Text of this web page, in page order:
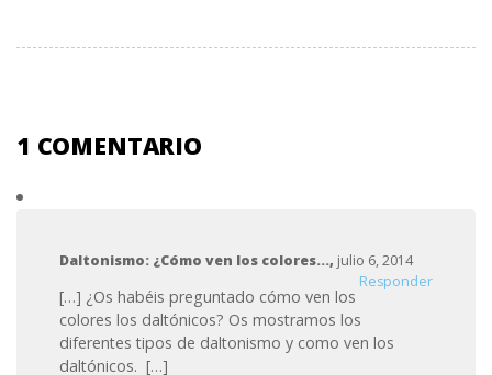
1 COMENTARIO
Daltonismo: ¿Cómo ven los colores..., julio 6, 2014
Responder
[…] ¿Os habéis preguntado cómo ven los
colores los daltónicos? Os mostramos los
diferentes tipos de daltonismo y como ven los
daltónicos. […]